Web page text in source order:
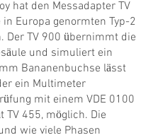
hat den Messadapter TV
Europa genormten Typ-2
Der TV 900 übernimmt die
und simuliert ein
Bananenbuchse lässt
ein Multimeter
mit einem VDE 0100
TV 455, möglich. Die
wie viele Phasen